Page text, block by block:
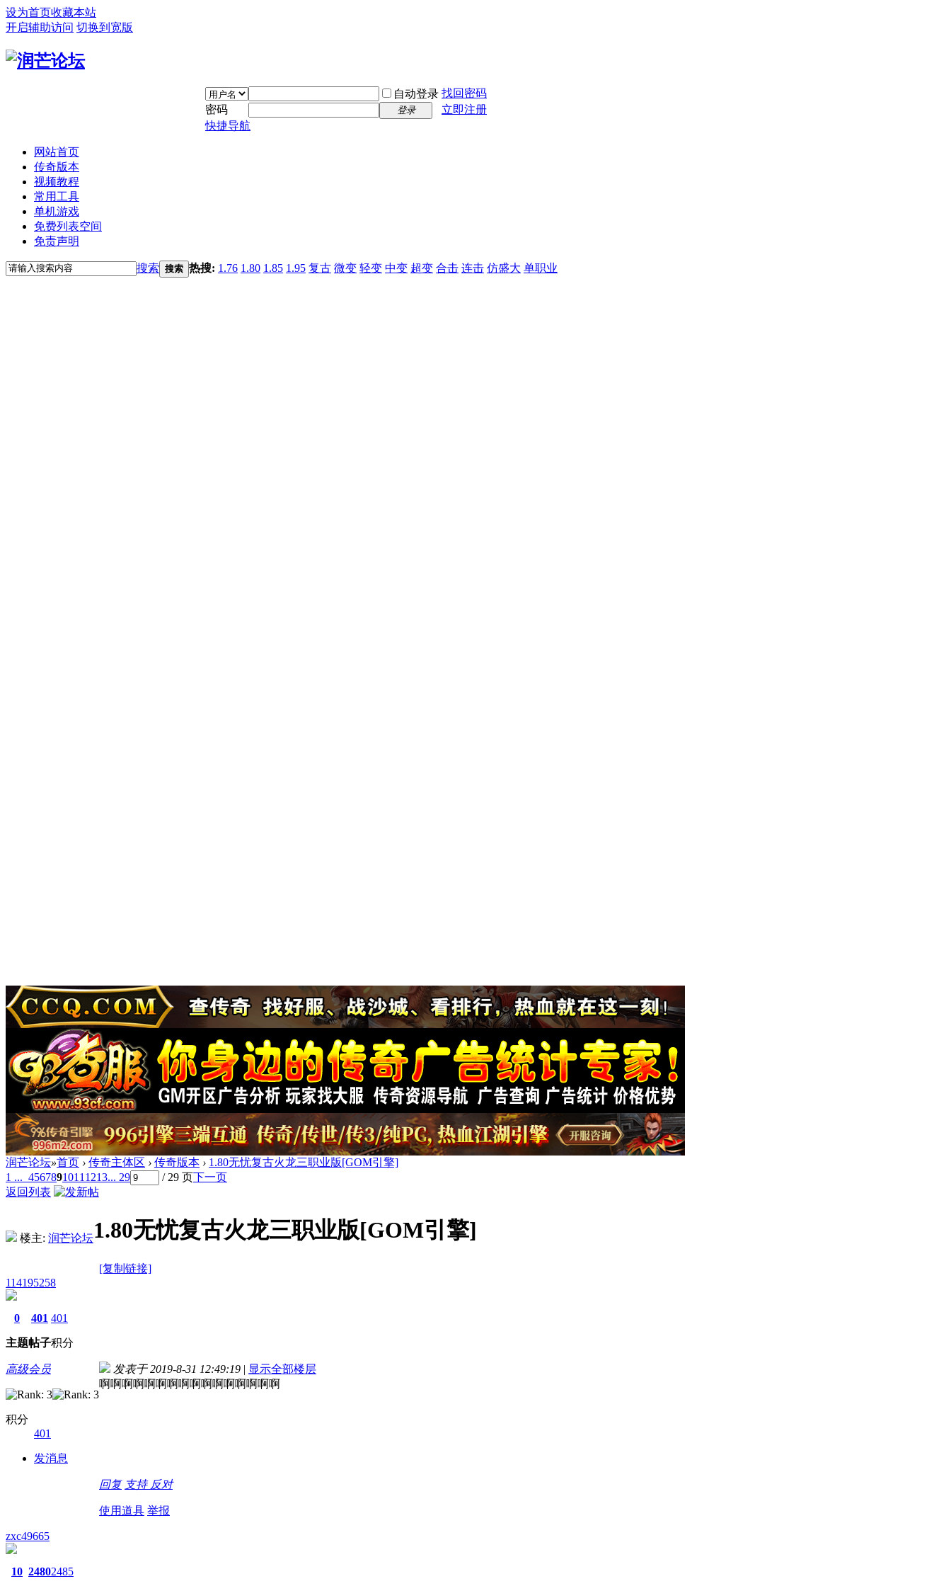
设为首页收藏本站
开启辅助访问 切换到宽版
自动登录 找回密码
密码
登录
立即注册
快捷导航
网站首页
传奇版本
视频教程
常用工具
单机游戏
免费列表空间
免责声明
搜索 搜索 热搜: 1.76 1.80 1.85 1.95 复古 微变 轻变 中变 超变 合击 连击 仿盛大 单职业
润芒论坛»首页 › 传奇主体区 › 传奇版本 › 1.80无忧复古火龙三职业版[GOM引擎]
1 ... 4567891011 1213... 29 / 29 页下一页
返回列表
楼主: 润芒论坛1.80无忧复古火龙三职业版[GOM引擎]
[复制链接]
114195258
0
主题
401
帖子
401
积分
高级会员
积分
401
发消息
发表于 2019-8-31 12:49:19 | 显示全部楼层
啊啊啊啊啊啊啊啊啊啊啊啊啊啊啊啊
回复 支持 反对
使用道具 举报
zxc49665
10 24802485